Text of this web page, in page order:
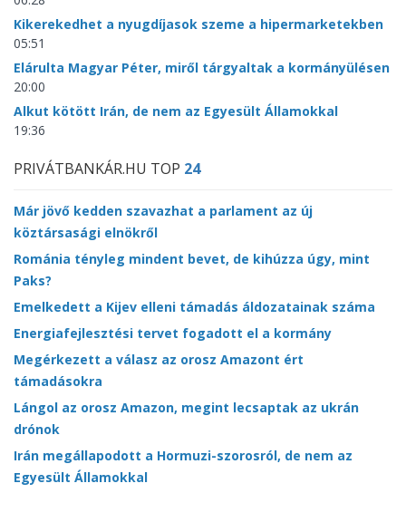
Kikerekedhet a nyugdíjasok szeme a hipermarketekben
05:51
Elárulta Magyar Péter, miről tárgyaltak a kormányülésen
20:00
Alkut kötött Irán, de nem az Egyesült Államokkal
19:36
PRIVÁTBANKÁR.HU TOP 24
Már jövő kedden szavazhat a parlament az új
köztársasági elnökről
Románia tényleg mindent bevet, de kihúzza úgy, mint
Paks?
Emelkedett a Kijev elleni támadás áldozatainak száma
Energiafejlesztési tervet fogadott el a kormány
Megérkezett a válasz az orosz Amazont ért
támadásokra
Lángol az orosz Amazon, megint lecsaptak az ukrán
drónok
Irán megállapodott a Hormuzi-szorosról, de nem az
Egyesült Államokkal